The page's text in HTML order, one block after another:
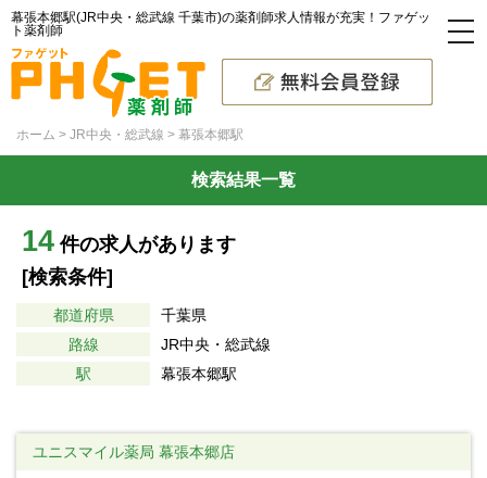
幕張本郷駅(JR中央・総武線 千葉市)の薬剤師求人情報が充実！ファゲッ
ト薬剤師
ホーム JR中央・総武線 幕張本郷駅
検索結果一覧
14 件の求人があります
[検索条件]
都道府県
千葉県
路線
JR中央・総武線
駅
幕張本郷駅
ユニスマイル薬局 幕張本郷店